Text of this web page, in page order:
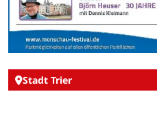
Stadt Trier